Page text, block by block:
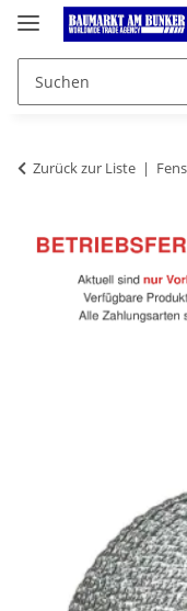
Zurück zur Liste